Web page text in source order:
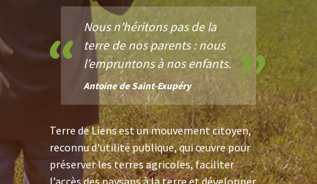
Nous n’héritons pas de la
terre de nos parents : nous
l’empruntons à nos enfants.
Antoine de Saint-Exupéry
Terre de Liens est un mouvement citoyen,
reconnu d'utilité publique, qui œuvre pour
préserver les terres agricoles, faciliter
l’accès des paysans à la terre et développer